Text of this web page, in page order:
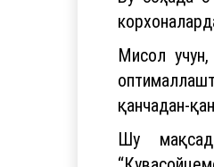
Мисол
қанчадан-
Шу
вазифа